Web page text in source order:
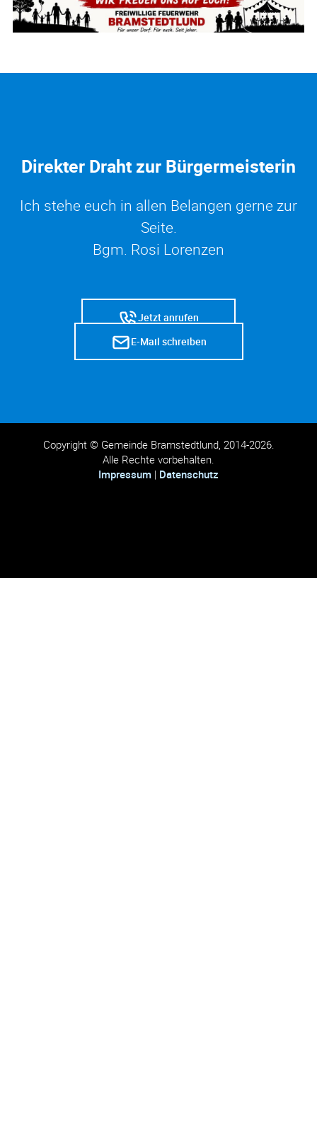
Direkter Draht zur Bürgermeisterin
Ich stehe euch in allen Belangen gerne zur
Seite.
Bgm. Rosi Lorenzen
Jetzt anrufen
E-Mail schreiben
Copyright © Gemeinde Bramstedtlund, 2014-2026.
Alle Rechte vorbehalten.
Impressum | Datenschutz